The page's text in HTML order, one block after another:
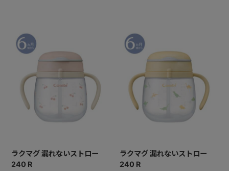
ラクマグ 漏れないストロー
240 R
ラクマグ 漏れないストロー
240 R